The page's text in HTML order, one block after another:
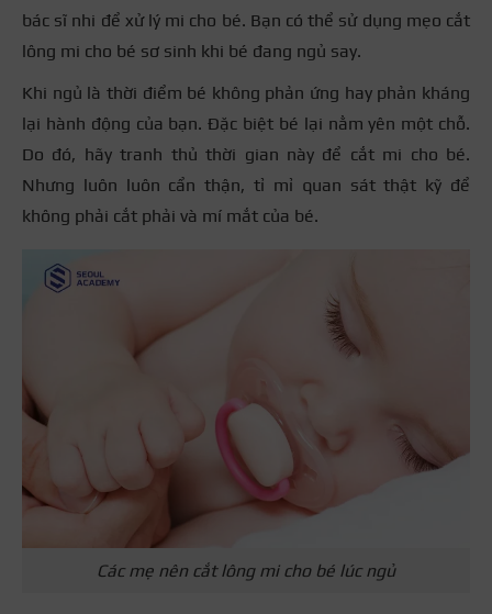
bác sĩ nhi để xử lý mi cho bé. Bạn có thể sử dụng mẹo cắt
lông mi cho bé sơ sinh khi bé đang ngủ say.
Khi ngủ là thời điểm bé không phản ứng hay phản kháng
lại hành động của bạn. Đặc biệt bé lại nằm yên một chỗ.
Do đó, hãy tranh thủ thời gian này để cắt mi cho bé.
Nhưng luôn luôn cẩn thận, tỉ mỉ quan sát thật kỹ để
không phải cắt phải và mí mắt của bé.
Các mẹ nên cắt lông mi cho bé lúc ngủ